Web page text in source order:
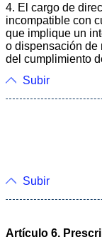
4. El cargo de
incompatible con
que implique un
o dispensación de
del cumplimiento
Subir
Subir
Artículo 6.